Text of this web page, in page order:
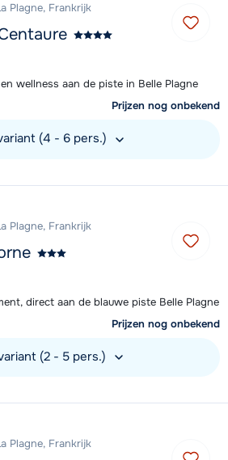
Plagne, Frankrijk
wellness aan de piste in Belle Plagne
Prijzen nog onbekend
(4 - 6 pers.)
Plagne, Frankrijk
direct aan de blauwe piste Belle Plagne
Prijzen nog onbekend
(2 - 5 pers.)
Plagne, Frankrijk